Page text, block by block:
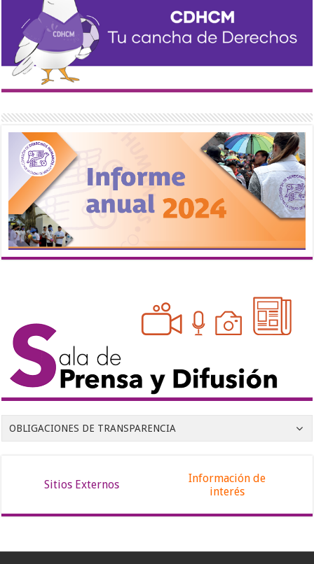
OBLIGACIONES DE TRANSPARENCIA
Sitios Externos
Información de
interés